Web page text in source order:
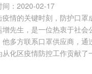
间：2020-02-17
疫情的关键时刻，防护口
增先生，是一位热衷于社
他多方联系口罩供应商，
化区疫情防控工作贡献了